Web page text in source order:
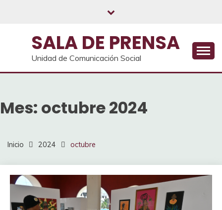
SALA DE PRENSA
Unidad de Comunicación Social
Mes: octubre 2024
Inicio 2024 octubre